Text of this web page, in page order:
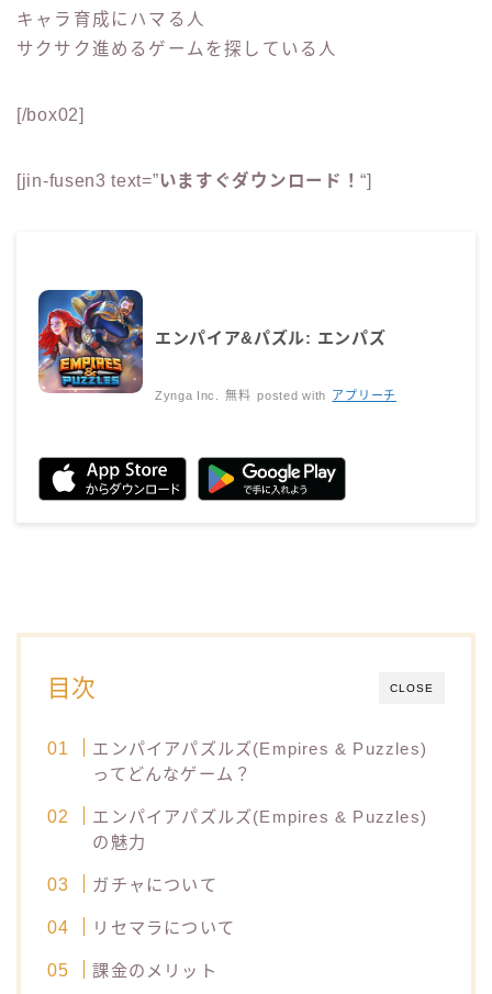
キャラ育成にハマる人
サクサク進めるゲームを探している人
[/box02]
[jin-fusen3 text=”いますぐダウンロード！“]
エンパイア&パズル: エンパズ
Zynga Inc. 無料 posted with アプリーチ
CLOSE
目次
エンパイアパズルズ(Empires & Puzzles)
ってどんなゲーム？
エンパイアパズルズ(Empires & Puzzles)
の魅力
ガチャについて
リセマラについて
課金のメリット